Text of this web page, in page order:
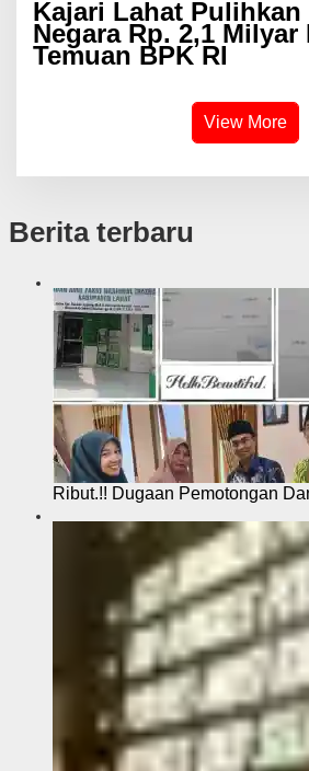
Kajari Lahat Pulihkan
Negara Rp. 2,1 Milyar
Temuan BPK RI
View More
Berita terbaru
Ribut.!! Dugaan Pemotongan